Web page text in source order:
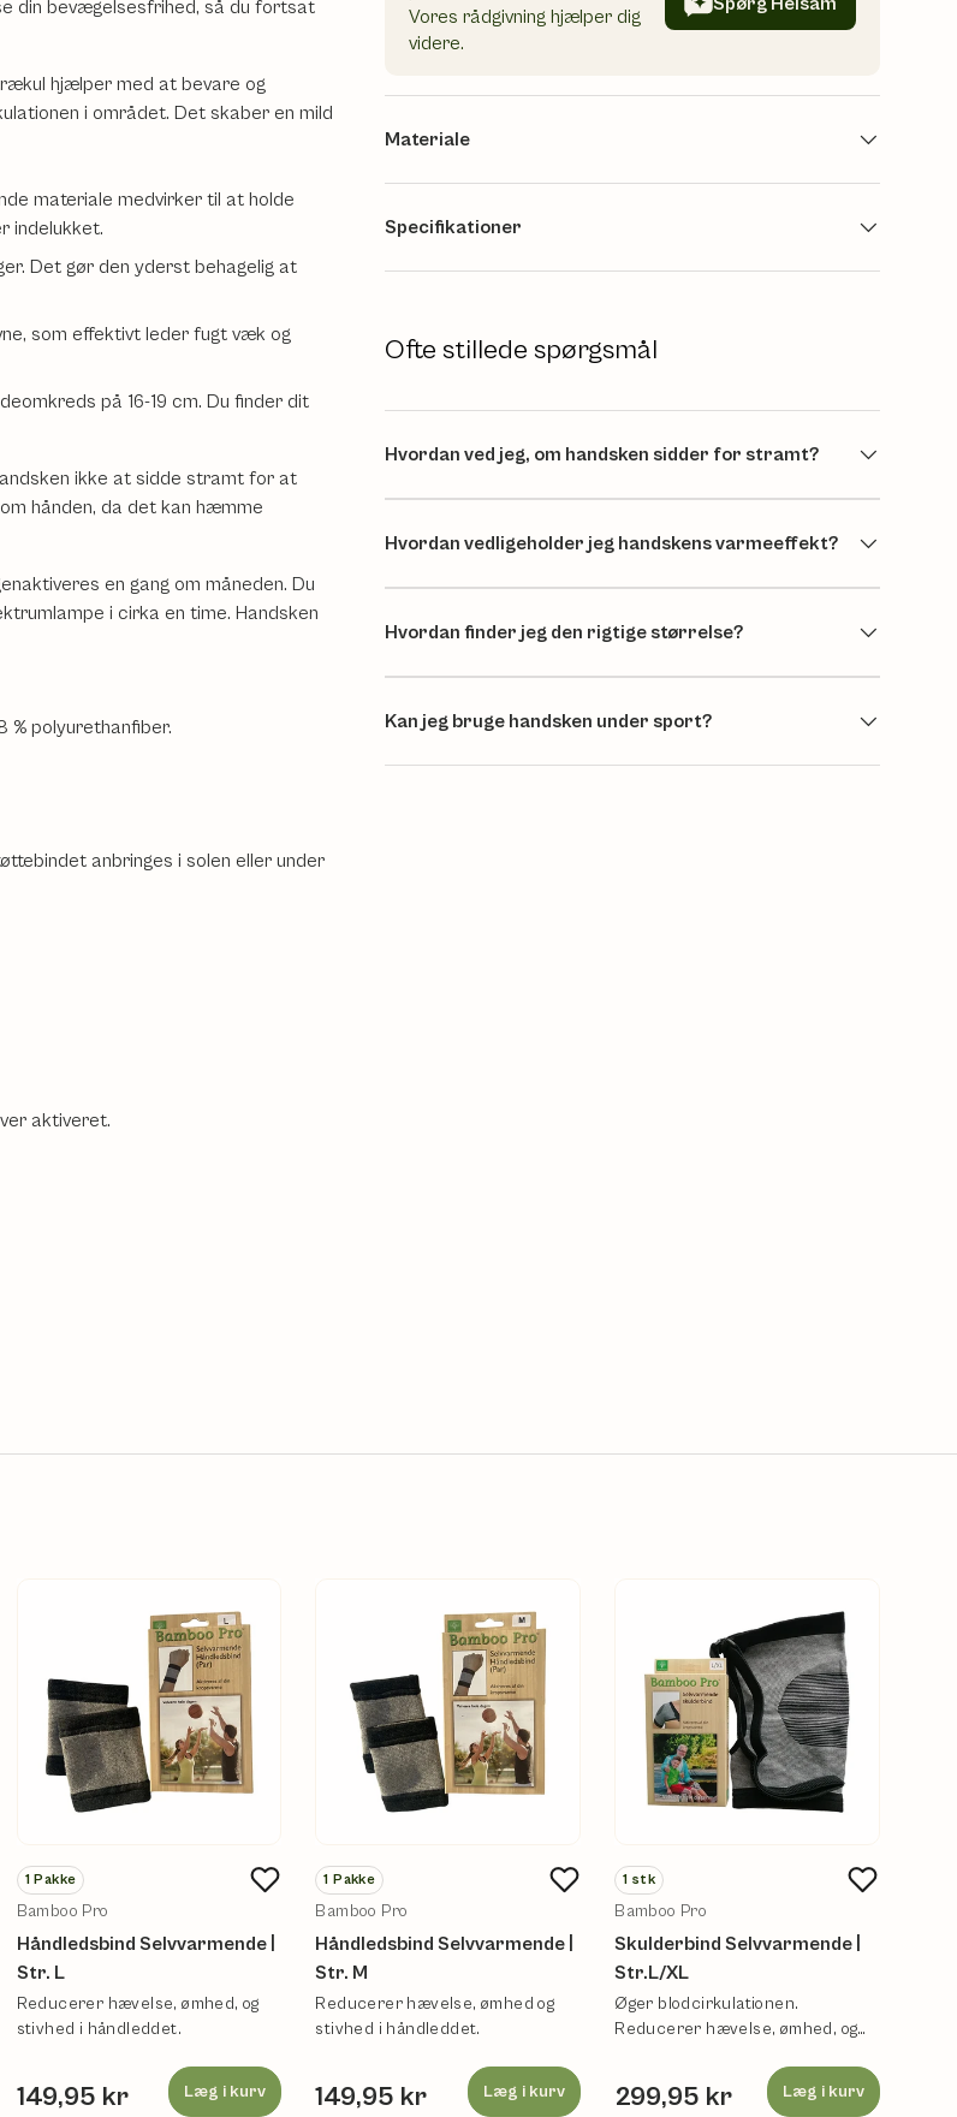
din bevægelsesfrihed, så du fortsat
hjælper med at bevare og
i området. Det skaber en mild
materiale medvirker til at holde
indelukket.
Det gør den yderst behagelig at
som effektivt leder fugt væk og
på 16-19 cm. Du finder dit
ikke at sidde stramt for at
hånden, da det kan hæmme
en gang om måneden. Du
i cirka en time. Handsken
% polyurethanfiber.
anbringes i solen eller under
aktiveret.
Vores rådgivning hjælper dig
videre.
Materiale
Specifikationer
Ofte stillede spørgsmål
Hvordan ved jeg, om handsken sidder for stramt?
Hvordan vedligeholder jeg handskens varmeeffekt?
Hvordan finder jeg den rigtige størrelse?
Kan jeg bruge handsken under sport?
1 Pakke
Bamboo Pro
Håndledsbind Selvvarmende |
Str. L
Reducerer hævelse, ømhed, og
stivhed i håndleddet.
149,95 kr Læg i kurv
1 Pakke
Bamboo Pro
Håndledsbind Selvvarmende |
Str. M
Reducerer hævelse, ømhed og
stivhed i håndleddet.
149,95 kr Læg i kurv
1 stk
Bamboo Pro
Skulderbind Selvvarmende |
Str.L/XL
Øger blodcirkulationen.
Reducerer hævelse, ømhed, og
299,95 kr Læg i kurv